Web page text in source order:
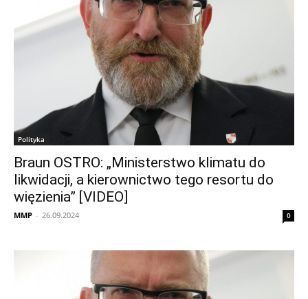
Polityka
Braun OSTRO: „Ministerstwo klimatu do
likwidacji, a kierownictwo tego resortu do
więzienia” [VIDEO]
MMP - 26.09.2024 0